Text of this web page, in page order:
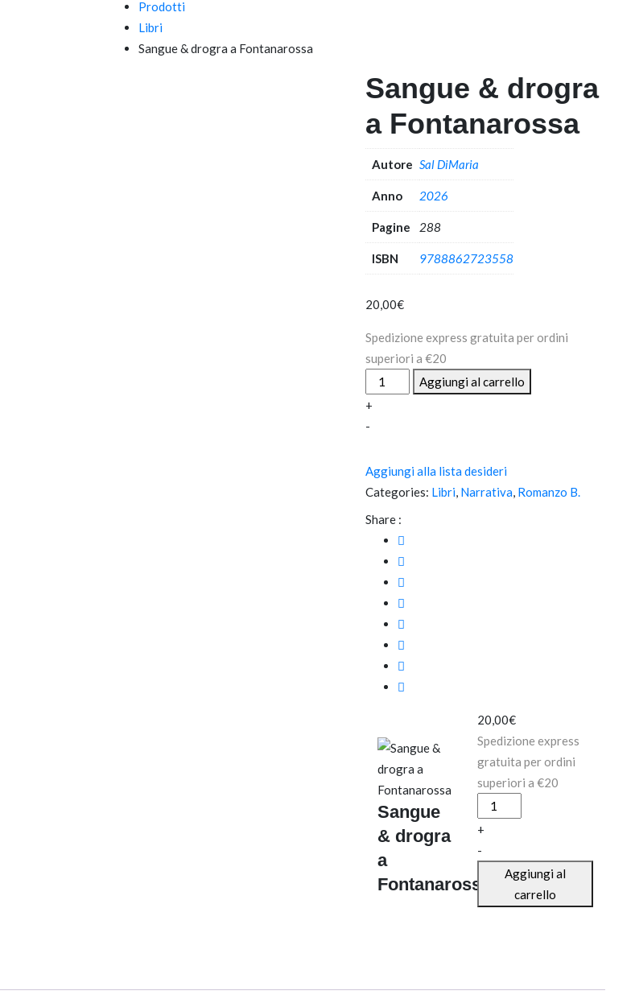
Prodotti
Libri
Sangue & drogra a Fontanarossa
Sangue & drogra
a Fontanarossa
Autore Sal DiMaria
Anno 2026
Pagine 288
ISBN 9788862723558
20,00€
Spedizione express gratuita per ordini
superiori a €20
Sangue
&
quantità
+
-
Aggiungi al carrello
Aggiungi alla lista desideri
Categories: Libri, Narrativa, Romanzo B.
Share :
Sangue
& drogra
a
Fontanarossa
20,00€
Spedizione express
gratuita per ordini
superiori a €20
Sangue
&
a
Fontanarossa
quantità
+
-
Aggiungi al
carrello